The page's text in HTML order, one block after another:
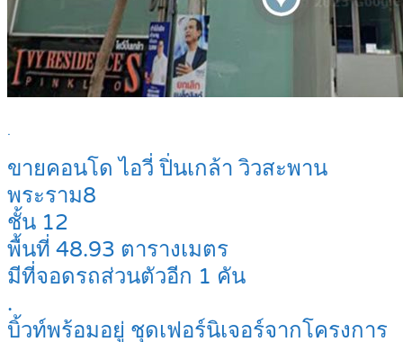
.
ขายคอนโด ไอวี่ ปิ่นเกล้า วิวสะพาน
พระราม8
ชั้น 12
พื้นที่ 48.93 ตารางเมตร
มีที่จอดรถส่วนตัวอีก 1 คัน
.
บิ้วท์พร้อมอยู่ ชุดเฟอร์นิเจอร์จากโครงการ